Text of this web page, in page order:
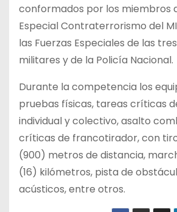
conformados por los miembros
Especial Contraterrorismo del
las Fuerzas Especiales de las
militares y de la Policía Nacional.
Durante la competencia los
pruebas físicas, tareas críticas
individual y colectivo, asalto
críticas de francotirador, con
(900) metros de distancia,
(16) kilómetros, pista de
acústicos, entre otros.